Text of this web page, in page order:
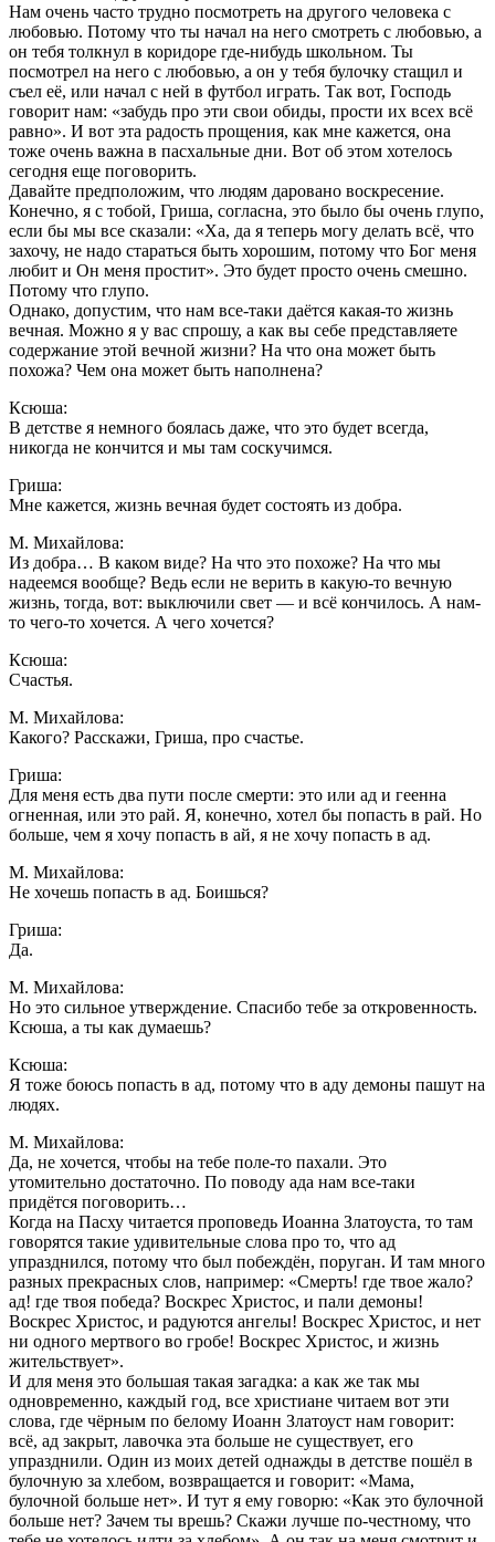
Нам очень часто трудно посмотреть на другого человека с
любовью. Потому что ты начал на него смотреть с любовью, а
он тебя толкнул в коридоре где-нибудь школьном. Ты
посмотрел на него с любовью, а он у тебя булочку стащил и
съел её, или начал с ней в футбол играть. Так вот, Господь
говорит нам: «забудь про эти свои обиды, прости их всех всё
равно». И вот эта радость прощения, как мне кажется, она
тоже очень важна в пасхальные дни. Вот об этом хотелось
сегодня еще поговорить.
Давайте предположим, что людям даровано воскресение.
Конечно, я с тобой, Гриша, согласна, это было бы очень глупо,
если бы мы все сказали: «Ха, да я теперь могу делать всё, что
захочу, не надо стараться быть хорошим, потому что Бог меня
любит и Он меня простит». Это будет просто очень смешно.
Потому что глупо.
Однако, допустим, что нам все-таки даётся какая-то жизнь
вечная. Можно я у вас спрошу, а как вы себе представляете
содержание этой вечной жизни? На что она может быть
похожа? Чем она может быть наполнена?
Ксюша:
В детстве я немного боялась даже, что это будет всегда,
никогда не кончится и мы там соскучимся.
Гриша:
Мне кажется, жизнь вечная будет состоять из добра.
М. Михайлова:
Из добра… В каком виде? На что это похоже? На что мы
надеемся вообще? Ведь если не верить в какую-то вечную
жизнь, тогда, вот: выключили свет — и всё кончилось. А нам-
то чего-то хочется. А чего хочется?
Ксюша:
Счастья.
М. Михайлова:
Какого? Расскажи, Гриша, про счастье.
Гриша:
Для меня есть два пути после смерти: это или ад и геенна
огненная, или это рай. Я, конечно, хотел бы попасть в рай. Но
больше, чем я хочу попасть в ай, я не хочу попасть в ад.
М. Михайлова:
Не хочешь попасть в ад. Боишься?
Гриша:
Да.
М. Михайлова:
Но это сильное утверждение. Спасибо тебе за откровенность.
Ксюша, а ты как думаешь?
Ксюша:
Я тоже боюсь попасть в ад, потому что в аду демоны пашут на
людях.
М. Михайлова:
Да, не хочется, чтобы на тебе поле-то пахали. Это
утомительно достаточно. По поводу ада нам все-таки
придётся поговорить…
Когда на Пасху читается проповедь Иоанна Златоуста, то там
говорятся такие удивительные слова про то, что ад
упразднился, потому что был побеждён, поруган. И там много
разных прекрасных слов, например: «Смерть! где твое жало?
ад! где твоя победа? Воскрес Христос, и пали демоны!
Воскрес Христос, и радуются ангелы! Воскрес Христос, и нет
ни одного мертвого во гробе! Воскрес Христос, и жизнь
жительствует».
И для меня это большая такая загадка: а как же так мы
одновременно, каждый год, все христиане читаем вот эти
слова, где чёрным по белому Иоанн Златоуст нам говорит:
всё, ад закрыт, лавочка эта больше не существует, его
упразднили. Один из моих детей однажды в детстве пошёл в
булочную за хлебом, возвращается и говорит: «Мама,
булочной больше нет». И тут я ему говорю: «Как это булочной
больше нет? Зачем ты врешь? Скажи лучше по-честному, что